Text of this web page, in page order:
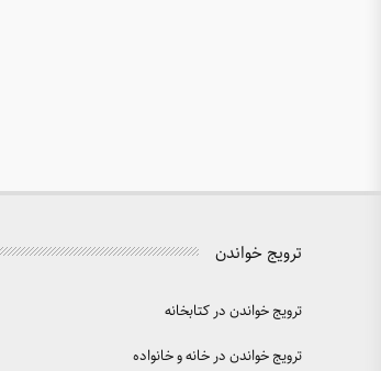
ترویج خواندن
ترویج خواندن در کتابخانه
ترویج خواندن در خانه و خانواده